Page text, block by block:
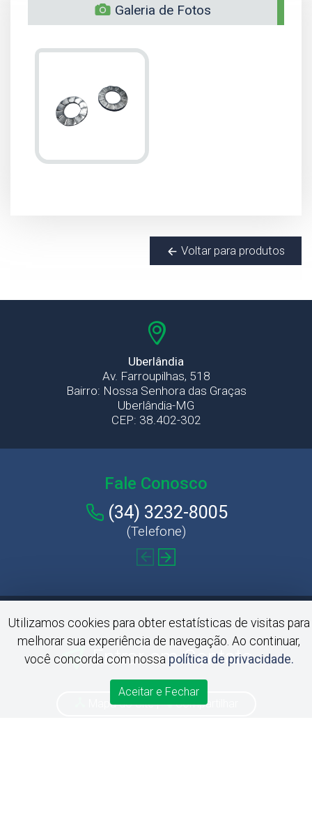
Galeria de Fotos
Voltar para produtos
Uberlândia
Av. Farroupilhas, 518
Bairro: Nossa Senhora das Graças
Uberlândia-MG
CEP: 38.402-302
Fale Conosco
(34) 3232-8005
(Telefone)
Entrar em Contato
Mapa do Site| Compartilhar
Utilizamos cookies para obter estatísticas de visitas para
melhorar sua experiência de navegação. Ao continuar,
você concorda com nossa política de privacidade.
Aceitar e Fechar